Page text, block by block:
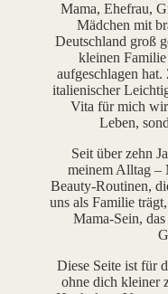
Mama, Ehefrau,
Mädchen mit
Deutschland groß
kleinen
aufgeschlagen
italienischer
Vita für mich
Leben,
Seit über zehn
meinem Alltag –
Beauty-Routinen,
uns als Familie
Mama-Sein,
Diese Seite ist für
ohne dich kleiner